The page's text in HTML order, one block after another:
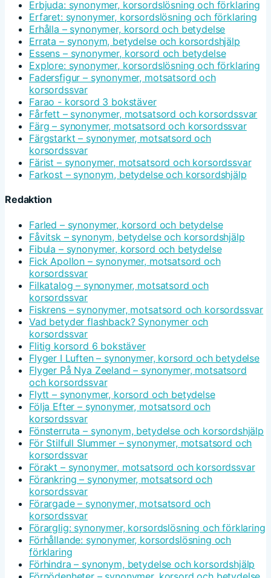
Erbjuda: synonymer, korsordslösning och förklaring
Erfaret: synonymer, korsordslösning och förklaring
Erhålla – synonymer, korsord och betydelse
Errata – synonym, betydelse och korsordshjälp
Essens – synonymer, korsord och betydelse
Explore: synonymer, korsordslösning och förklaring
Fadersfigur – synonymer, motsatsord och
korsordssvar
Farao - korsord 3 bokstäver
Fårfett – synonymer, motsatsord och korsordssvar
Färg – synonymer, motsatsord och korsordssvar
Färgstarkt – synonymer, motsatsord och
korsordssvar
Färist – synonymer, motsatsord och korsordssvar
Farkost – synonym, betydelse och korsordshjälp
Redaktion
Farled – synonymer, korsord och betydelse
Fåvitsk – synonym, betydelse och korsordshjälp
Fibula – synonymer, korsord och betydelse
Fick Apollon – synonymer, motsatsord och
korsordssvar
Filkatalog – synonymer, motsatsord och
korsordssvar
Fiskrens – synonymer, motsatsord och korsordssvar
Vad betyder flashback? Synonymer och
korsordssvar
Flitig korsord 6 bokstäver
Flyger I Luften – synonymer, korsord och betydelse
Flyger På Nya Zeeland – synonymer, motsatsord
och korsordssvar
Flytt – synonymer, korsord och betydelse
Följa Efter – synonymer, motsatsord och
korsordssvar
Fönsterruta – synonym, betydelse och korsordshjälp
För Stilfull Slummer – synonymer, motsatsord och
korsordssvar
Förakt – synonymer, motsatsord och korsordssvar
Förankring – synonymer, motsatsord och
korsordssvar
Förargade – synonymer, motsatsord och
korsordssvar
Förarglig: synonymer, korsordslösning och förklaring
Förhållande: synonymer, korsordslösning och
förklaring
Förhindra – synonym, betydelse och korsordshjälp